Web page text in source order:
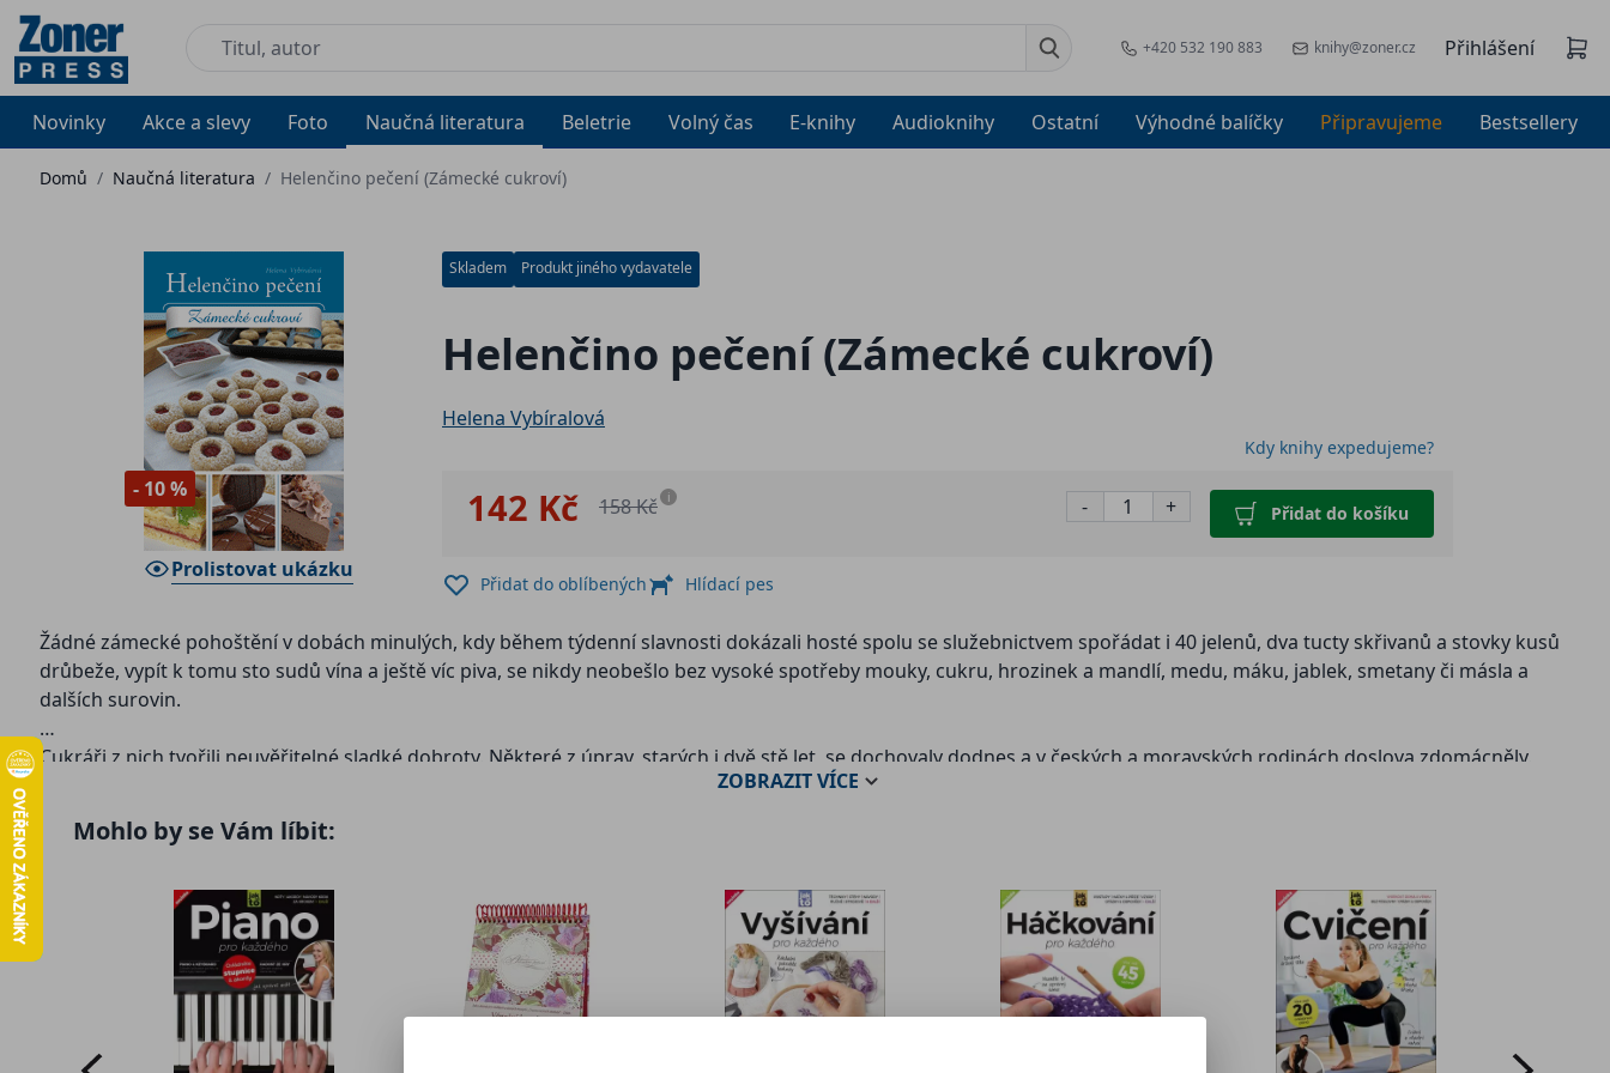
+420 532 190 883 knihy@zoner.cz Přihlášení
Novinky Akce a slevy Foto Naučná literatura Beletrie Volný čas E-knihy Audioknihy Ostatní Výhodné balíčky Připravujeme Bestsellery
Domů / Naučná literatura / Helenčino pečení (Zámecké cukroví)
- 10 %
Prolistovat ukázku
Skladem Produkt jiného vydavatele
Helenčino pečení (Zámecké cukroví)
Helena Vybíralová
Kdy knihy expedujeme?
142 Kč 158 Kč i - + Přidat do košíku
Přidat do oblíbených Hlídací pes
Žádné zámecké pohoštění v dobách minulých, kdy během týdenní slavnosti dokázali hosté spolu se služebnictvem spořádat i 40 jelenů, dva tucty skřivanů a stovky kusů
drůbeže, vypít k tomu sto sudů vína a ještě víc piva, se nikdy neobešlo bez vysoké spotřeby mouky, cukru, hrozinek a mandlí, medu, máku, jablek, smetany či másla a
dalších surovin.
Cukráři z nich tvořili neuvěřitelné sladké dobroty. Některé z úprav, starých i dvě stě let, se dochovaly dodnes a v českých a moravských rodinách doslova zdomácněly.
domácnostech.
ZOBRAZITVÍCE
Mohlo by se Vám líbit: